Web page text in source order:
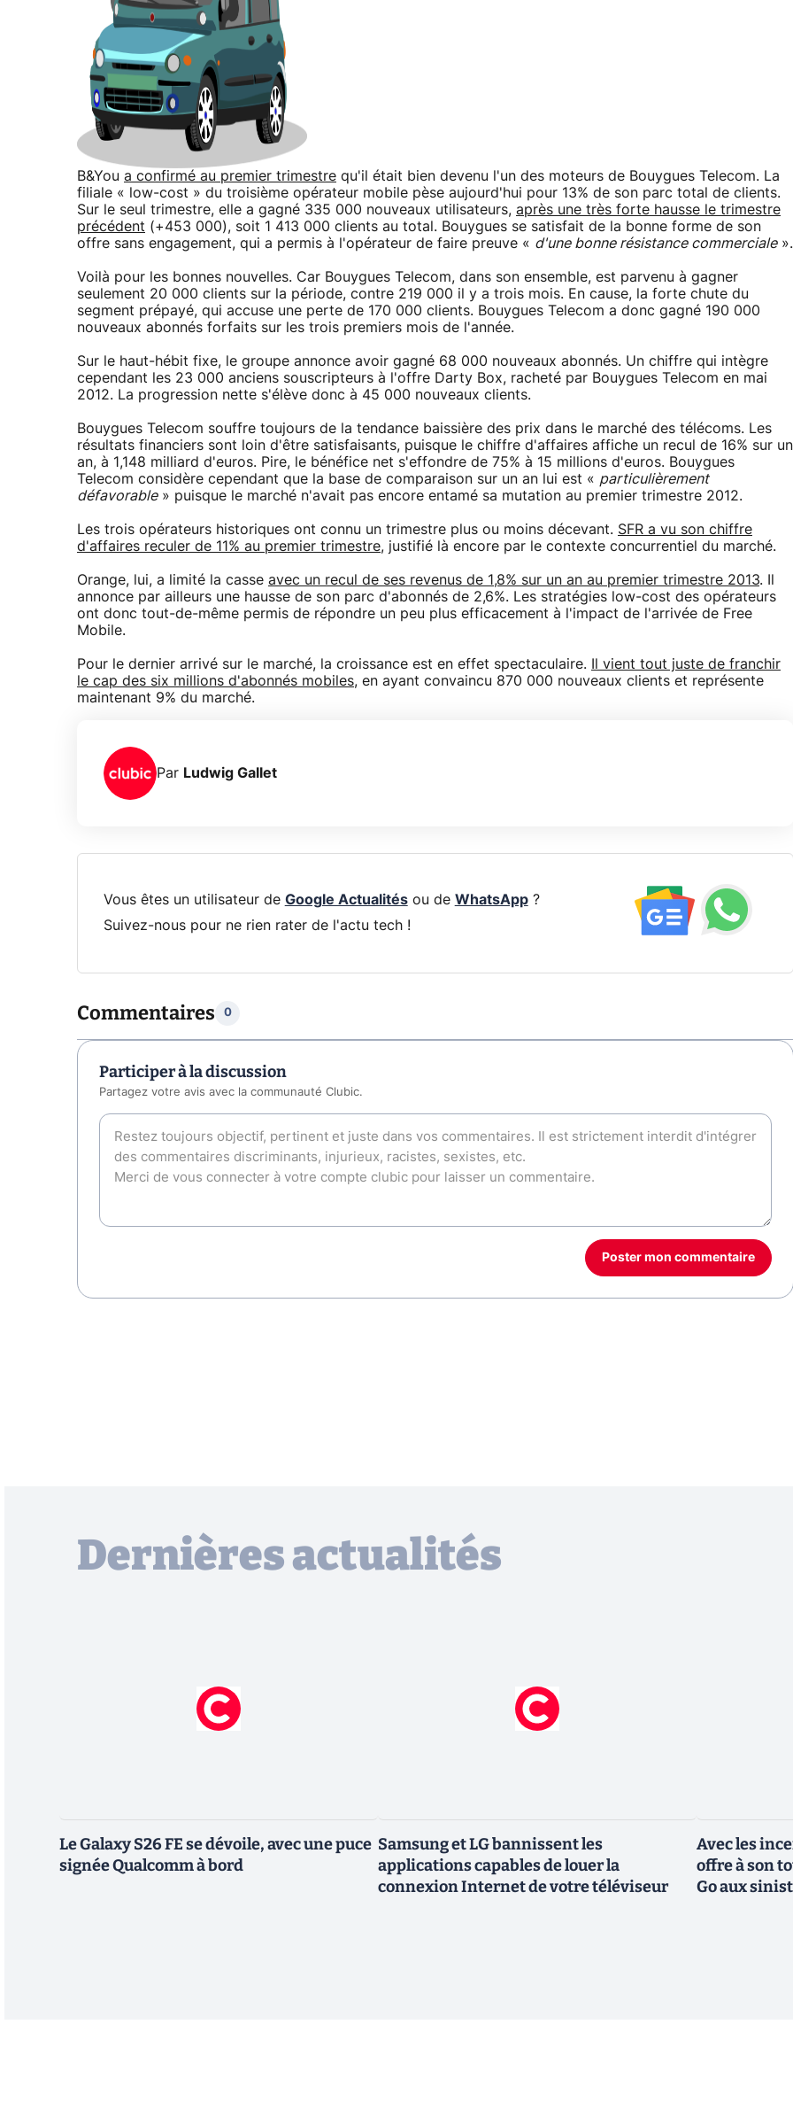
B&You a confirmé au premier trimestre qu'il était bien devenu l'un des moteurs de Bouygues Telecom. La
filiale « low-cost » du troisième opérateur mobile pèse aujourd'hui pour 13% de son parc total de clients.
Sur le seul trimestre, elle a gagné 335 000 nouveaux utilisateurs, après une très forte hausse le trimestre
précédent (+453 000), soit 1 413 000 clients au total. Bouygues se satisfait de la bonne forme de son
offre sans engagement, qui a permis à l'opérateur de faire preuve « d'une bonne résistance commerciale».
Voilà pour les bonnes nouvelles. Car Bouygues Telecom, dans son ensemble, est parvenu à gagner
seulement 20 000 clients sur la période, contre 219 000 il y a trois mois. En cause, la forte chute du
segment prépayé, qui accuse une perte de 170 000 clients. Bouygues Telecom a donc gagné 190 000
nouveaux abonnés forfaits sur les trois premiers mois de l'année.
Sur le haut-hébit fixe, le groupe annonce avoir gagné 68 000 nouveaux abonnés. Un chiffre qui intègre
cependant les 23 000 anciens souscripteurs à l'offre Darty Box, racheté par Bouygues Telecom en mai
2012. La progression nette s'élève donc à 45 000 nouveaux clients.
Bouygues Telecom souffre toujours de la tendance baissière des prix dans le marché des télécoms. Les
résultats financiers sont loin d'être satisfaisants, puisque le chiffre d'affaires affiche un recul de 16% sur un
an, à 1,148 milliard d'euros. Pire, le bénéfice net s'effondre de 75% à 15 millions d'euros. Bouygues
Telecom considère cependant que la base de comparaison sur un an lui est « particulièrement
défavorable» puisque le marché n'avait pas encore entamé sa mutation au premier trimestre 2012.
Les trois opérateurs historiques ont connu un trimestre plus ou moins décevant. SFR a vu son chiffre
d'affaires reculer de 11% au premier trimestre, justifié là encore par le contexte concurrentiel du marché.
Orange, lui, a limité la casse avec un recul de ses revenus de 1,8% sur un an au premier trimestre 2013. Il
annonce par ailleurs une hausse de son parc d'abonnés de 2,6%. Les stratégies low-cost des opérateurs
ont donc tout-de-même permis de répondre un peu plus efficacement à l'impact de l'arrivée de Free
Mobile.
Pour le dernier arrivé sur le marché, la croissance est en effet spectaculaire.
Il vient tout juste de franchir
le cap des six millions d'abonnés mobiles, en ayant convaincu 870 000 nouveaux clients et représente
maintenant 9% du marché.
Par Ludwig Gallet
Vous êtes un utilisateur de Google Actualitésou de WhatsApp?
Suivez-nous pour ne rien rater de l'actu tech !
Commentaires 0
Participer à la discussion
Partagez votre avis avec la communauté Clubic.
Poster mon commentaire
Dernières actualités
Le Galaxy S26 FE se dévoile, avec une puce
signée Qualcomm à bord
Samsung et LG bannissent les
applications capables de louer la
connexion Internet de votre téléviseur
Avec les
offre à son
Go aux